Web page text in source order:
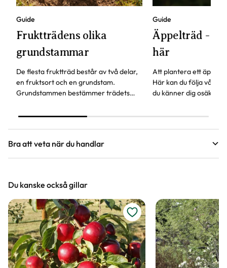
Guide
Fruktträdens olika
grundstammar
De flesta fruktträd består av två delar,
en fruktsort och en grundstam.
Grundstammen bestämmer trädets
egenskaper är när trädet börjar bära
Guide
Äppelträd -
här
Att plantera ett
Här kan du följa våra
du känner dig osäker.
inget är det hög tid att
Bra att veta när du handlar
Vi försöker alltid ange växternas ungefärliga
mått, men då växter är levande och alla växter
är unika så kan måtten och din växts utseende
variera något från informationen och fotona på
hemsidan.
Du kanske också gillar